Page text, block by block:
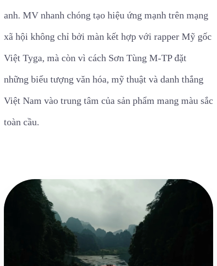
anh. MV nhanh chóng tạo hiệu ứng mạnh trên mạng
xã hội không chỉ bởi màn kết hợp với rapper Mỹ gốc
Việt Tyga, mà còn vì cách Sơn Tùng M-TP đặt
những biểu tượng văn hóa, mỹ thuật và danh thắng
Việt Nam vào trung tâm của sản phẩm mang màu sắc
toàn cầu.